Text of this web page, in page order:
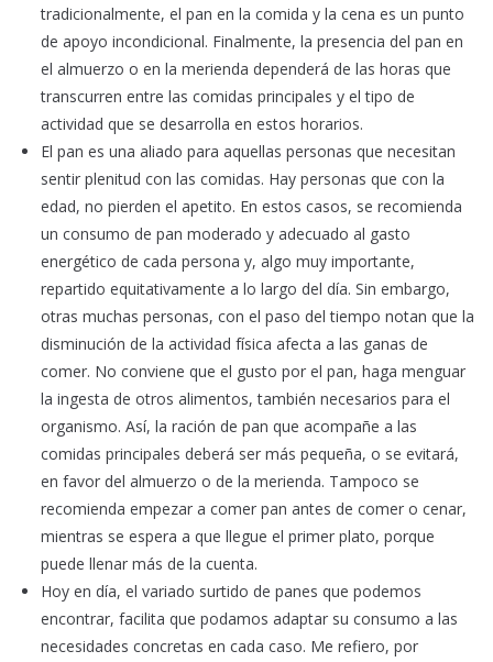
tradicionalmente, el pan en la comida y la cena es un punto
de apoyo incondicional. Finalmente, la presencia del pan en
el almuerzo o en la merienda dependerá de las horas que
transcurren entre las comidas principales y el tipo de
actividad que se desarrolla en estos horarios.
El pan es una aliado para aquellas personas que necesitan
sentir plenitud con las comidas. Hay personas que con la
edad, no pierden el apetito. En estos casos, se recomienda
un consumo de pan moderado y adecuado al gasto
energético de cada persona y, algo muy importante,
repartido equitativamente a lo largo del día. Sin embargo,
otras muchas personas, con el paso del tiempo notan que la
disminución de la actividad física afecta a las ganas de
comer. No conviene que el gusto por el pan, haga menguar
la ingesta de otros alimentos, también necesarios para el
organismo. Así, la ración de pan que acompañe a las
comidas principales deberá ser más pequeña, o se evitará,
en favor del almuerzo o de la merienda. Tampoco se
recomienda empezar a comer pan antes de comer o cenar,
mientras se espera a que llegue el primer plato, porque
puede llenar más de la cuenta.
Hoy en día, el variado surtido de panes que podemos
encontrar, facilita que podamos adaptar su consumo a las
necesidades concretas en cada caso. Me refiero, por